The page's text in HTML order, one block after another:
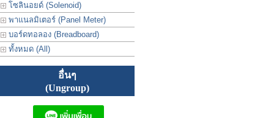
โซลินอยด์ (Solenoid)
พาแนลมิเตอร์ (Panel Meter)
บอร์ดทอลอง (Breadboard)
ทั้งหมด (All)
อื่นๆ
(Ungroup)